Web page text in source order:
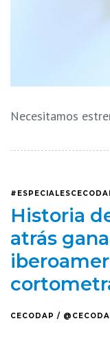
Necesitamos
Historia
atrás
CECODAP /